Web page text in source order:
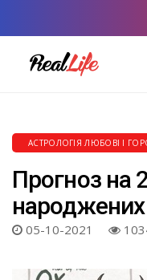
АСТРОЛОГІЯ ЛЮБОВІ І
Прогноз на
народжених
05-10-2021